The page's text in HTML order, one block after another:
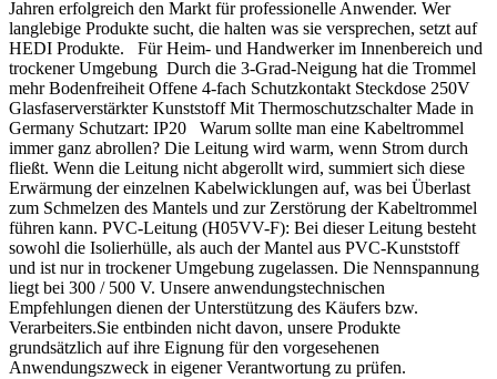
Jahren erfolgreich den Markt für professionelle Anwender. Wer
langlebige Produkte sucht, die halten was sie versprechen, setzt auf
HEDI Produkte. Für Heim- und Handwerker im Innenbereich und
trockener Umgebung Durch die 3-Grad-Neigung hat die Trommel
mehr Bodenfreiheit Offene 4-fach Schutzkontakt Steckdose 250V
Glasfaserverstärkter Kunststoff Mit Thermoschutzschalter Made in
Germany Schutzart: IP20 Warum sollte man eine Kabeltrommel
immer ganz abrollen? Die Leitung wird warm, wenn Strom durch
fließt. Wenn die Leitung nicht abgerollt wird, summiert sich diese
Erwärmung der einzelnen Kabelwicklungen auf, was bei Überlast
zum Schmelzen des Mantels und zur Zerstörung der Kabeltrommel
führen kann. PVC-Leitung (H05VV-F): Bei dieser Leitung besteht
sowohl die Isolierhülle, als auch der Mantel aus PVC-Kunststoff
und ist nur in trockener Umgebung zugelassen. Die Nennspannung
liegt bei 300 / 500 V. Unsere anwendungstechnischen
Empfehlungen dienen der Unterstützung des Käufers bzw.
Verarbeiters.Sie entbinden nicht davon, unsere Produkte
grundsätzlich auf ihre Eignung für den vorgesehenen
Anwendungszweck in eigener Verantwortung zu prüfen.